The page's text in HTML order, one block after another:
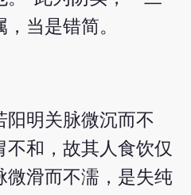
当是错简。
阳明关脉微沉而不
和，故其人食饮仅
微滑而不濡，是失纯